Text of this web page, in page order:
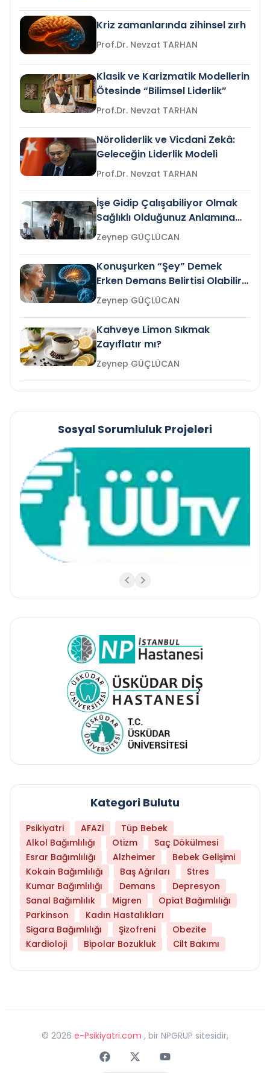
Kriz zamanlarında zihinsel zırh
Prof.Dr. Nevzat TARHAN
Klasik ve Karizmatik Modellerin
Ötesinde “Bilimsel Liderlik”
Prof.Dr. Nevzat TARHAN
Nöroliderlik ve Vicdani Zekâ:
Geleceğin Liderlik Modeli
Prof.Dr. Nevzat TARHAN
İşe Gidip Çalışabiliyor Olmak
Sağlıklı Olduğunuz Anlamına
Gelir mi?Zeynep GÜÇLÜCAN
Konuşurken “Şey” Demek
Erken Demans Belirtisi Olabilir
mi?
Zeynep GÜÇLÜCAN
Kahveye Limon Sıkmak
Zayıflatır mı?
Zeynep GÜÇLÜCAN
Sosyal Sorumluluk Projeleri
Kategori Bulutu
Psikiyatri AFAZİ
Tüp Bebek
Alkol Bağımlılığı
Otizm
Saç Dökülmesi
Esrar Bağımlılığı
Alzheimer
Bebek Gelişimi
Kokain Bağımlılığı
Baş Ağrıları
Stres
Kumar Bağımlılığı
Demans
Depresyon
Sanal Bağımlılık
Migren
Opiat Bağımlılığı
Parkinson
Kadın Hastalıkları
Sigara Bağımlılığı
Şizofreni
Obezite
Kardioloji
Bipolar Bozukluk Cilt Bakımı
© 2026 e-Psikiyatri.com , bir NPGRUP sitesidir,
FaceebokTwitterYoutube